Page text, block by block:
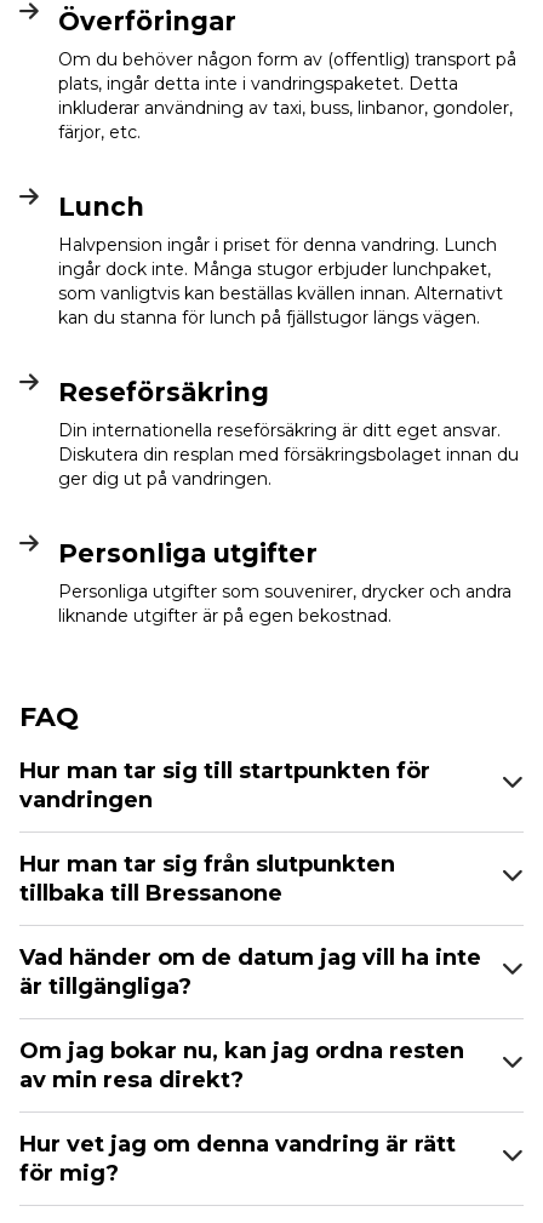
Överföringar
Om du behöver någon form av (offentlig) transport på
plats, ingår detta inte i vandringspaketet. Detta
inkluderar användning av taxi, buss, linbanor, gondoler,
färjor, etc.
Lunch
Halvpension ingår i priset för denna vandring. Lunch
ingår dock inte. Många stugor erbjuder lunchpaket,
som vanligtvis kan beställas kvällen innan. Alternativt
kan du stanna för lunch på fjällstugor längs vägen.
Reseförsäkring
Din internationella reseförsäkring är ditt eget ansvar.
Diskutera din resplan med försäkringsbolaget innan du
ger dig ut på vandringen.
Personliga utgifter
Personliga utgifter som souvenirer, drycker och andra
liknande utgifter är på egen bekostnad.
FAQ
Hur man tar sig till startpunkten för
vandringen
Hur man tar sig från slutpunkten
tillbaka till Bressanone
Vad händer om de datum jag vill ha inte
är tillgängliga?
Om jag bokar nu, kan jag ordna resten
av min resa direkt?
Hur vet jag om denna vandring är rätt
för mig?